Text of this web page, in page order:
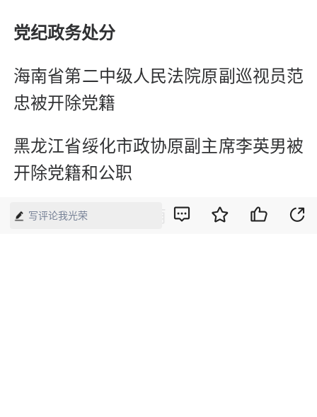
党纪政务处分
海南省第二中级人民法院原副巡视员范
忠被开除党籍
黑龙江省绥化市政协原副主席李英男被
开除党籍和公职
新媒体编辑：崔晓萌
写评论我光荣